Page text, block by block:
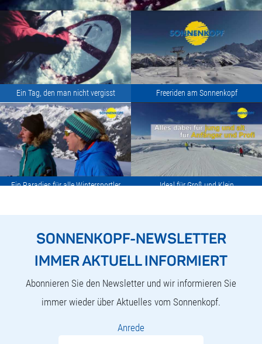
Ein Tag, den man nicht vergisst Freeriden am Sonnenkopf
Ein Paradies für alle Wintersportler Ideal für Groß und Klein
Winterparadies am Sonnenkopf
SONNENKOPF-NEWSLETTER
IMMER AKTUELL INFORMIERT
Abonnieren Sie den Newsletter und wir informieren Sie
immer wieder über Aktuelles vom Sonnenkopf.
Anrede